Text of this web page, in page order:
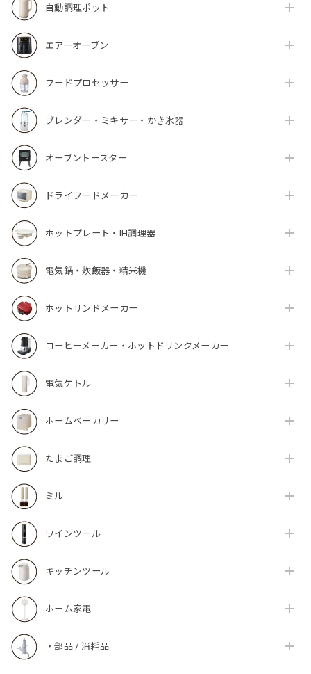
自動調理ポット
エアーオーブン
フードプロセッサー
ブレンダー・ミキサー・かき氷器
オーブントースター
ドライフードメーカー
ホットプレート・IH調理器
電気鍋・炊飯器・精米機
ホットサンドメーカー
コーヒーメーカー・ホットドリンクメーカー
電気ケトル
ホームベーカリー
たまご調理
ミル
ワインツール
キッチンツール
ホーム家電
・部品 / 消耗品